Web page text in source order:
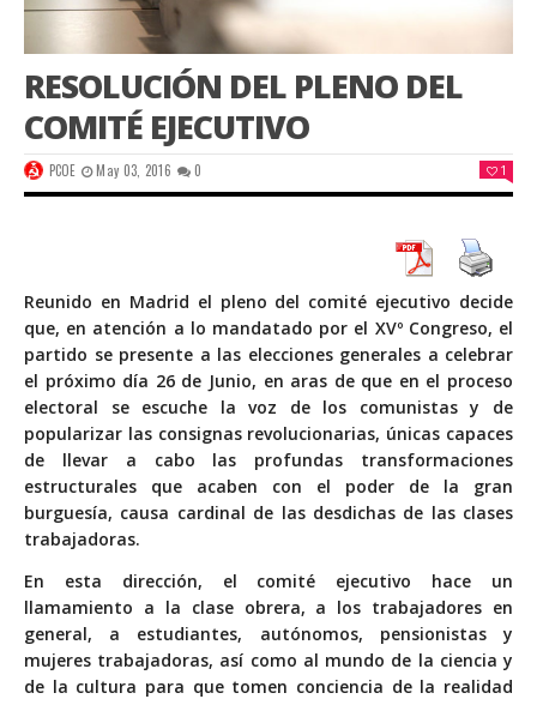
RESOLUCIÓN DEL PLENO DEL
COMITÉ EJECUTIVO
PCOE May 03, 2016 0 1
Reunido en Madrid el pleno del comité ejecutivo decide
que, en atención a lo mandatado por el XVº Congreso, el
partido se presente a las elecciones generales a celebrar
el próximo día 26 de Junio, en aras de que en el proceso
electoral se escuche la voz de los comunistas y de
popularizar las consignas revolucionarias, únicas capaces
de llevar a cabo las profundas transformaciones
estructurales que acaben con el poder de la gran
burguesía, causa cardinal de las desdichas de las clases
trabajadoras.
En esta dirección, el comité ejecutivo hace un
llamamiento a la clase obrera, a los trabajadores en
general, a estudiantes, autónomos, pensionistas y
mujeres trabajadoras, así como al mundo de la ciencia y
de la cultura para que tomen conciencia de la realidad